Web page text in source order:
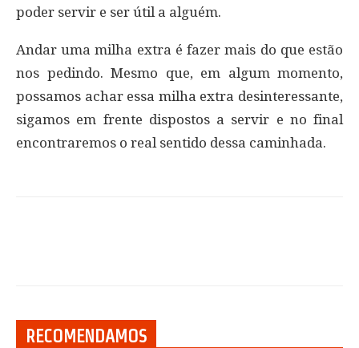
poder servir e ser útil a alguém.
Andar uma milha extra é fazer mais do que estão
nos pedindo. Mesmo que, em algum momento,
possamos achar essa milha extra desinteressante,
sigamos em frente dispostos a servir e no final
encontraremos o real sentido dessa caminhada.
RECOMENDAMOS